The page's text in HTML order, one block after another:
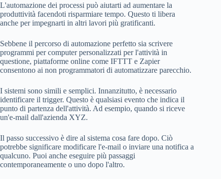
L'automazione dei processi può aiutarti ad aumentare la
produttività facendoti risparmiare tempo. Questo ti libera
anche per impegnarti in altri lavori più gratificanti.
Sebbene il percorso di automazione perfetto sia scrivere
programmi per computer personalizzati per l'attività in
questione, piattaforme online come IFTTT e Zapier
consentono ai non programmatori di automatizzare parecchio.
I sistemi sono simili e semplici. Innanzitutto, è necessario
identificare il trigger. Questo è qualsiasi evento che indica il
punto di partenza dell'attività. Ad esempio, quando si riceve
un'e-mail dall'azienda XYZ.
Il passo successivo è dire al sistema cosa fare dopo. Ciò
potrebbe significare modificare l'e-mail o inviare una notifica a
qualcuno. Puoi anche eseguire più passaggi
contemporaneamente o uno dopo l'altro.